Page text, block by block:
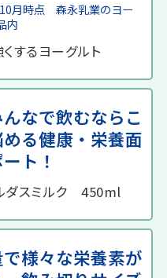
月時点 森永乳業のヨー
内
するヨーグルト
なで飲むならこ
る健康・栄養面
ト！
ダスミルク 450ml
様々な栄養素が